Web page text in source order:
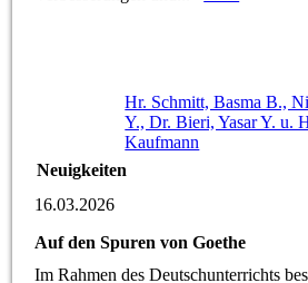
Hr. Schmitt, Basma B.,
Y., Dr. Bieri, Yasar Y. u.
Kaufmann
Neuigkeiten
16.03.2026
Auf den Spuren von Goethe
Im Rahmen des Deutschunterrichts